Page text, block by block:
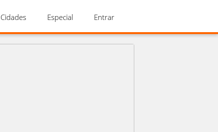
Cidades Especial Entrar